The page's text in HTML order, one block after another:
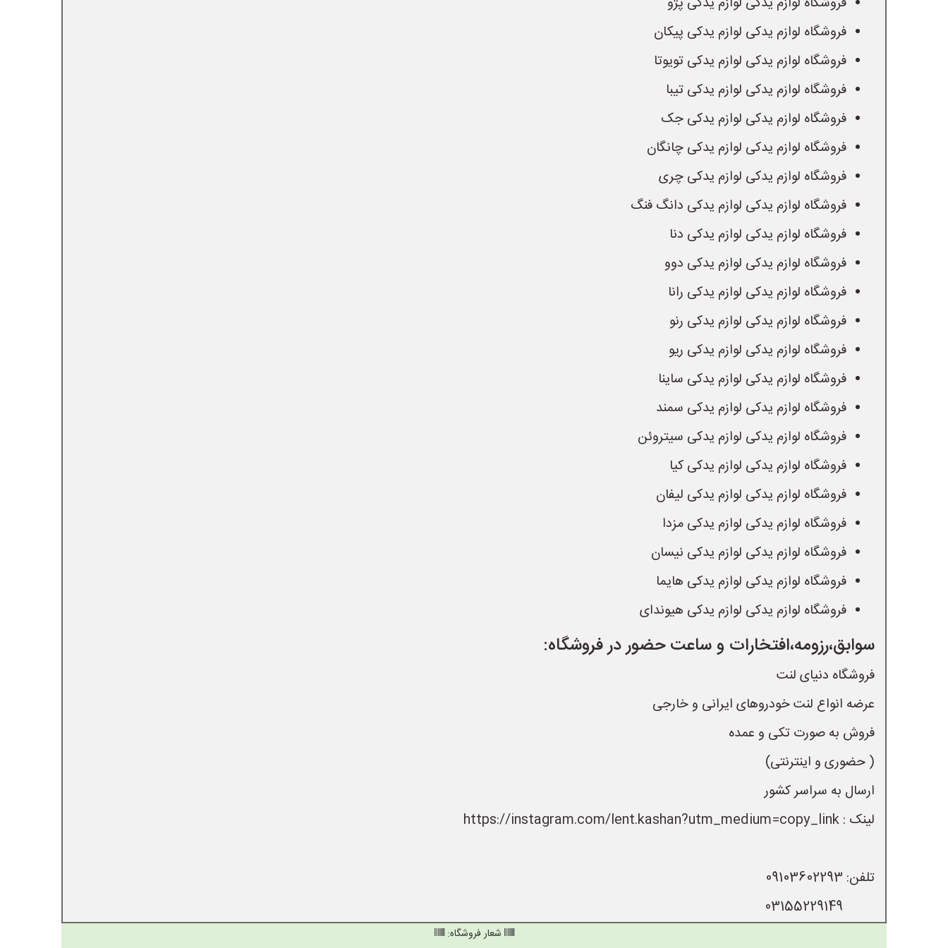
فروشگاه لوازم یدکی لوازم یدکی پیکان
فروشگاه لوازم یدکی لوازم یدکی تویوتا
فروشگاه لوازم یدکی لوازم یدکی تیبا
فروشگاه لوازم یدکی لوازم یدکی جک
فروشگاه لوازم یدکی لوازم یدکی چانگان
فروشگاه لوازم یدکی لوازم یدکی چری
فروشگاه لوازم یدکی لوازم یدکی دانگ فنگ
فروشگاه لوازم یدکی لوازم یدکی دنا
فروشگاه لوازم یدکی لوازم یدکی دوو
فروشگاه لوازم یدکی لوازم یدکی رانا
فروشگاه لوازم یدکی لوازم یدکی رنو
فروشگاه لوازم یدکی لوازم یدکی ریو
فروشگاه لوازم یدکی لوازم یدکی ساینا
فروشگاه لوازم یدکی لوازم یدکی سمند
فروشگاه لوازم یدکی لوازم یدکی سیتروئن
فروشگاه لوازم یدکی لوازم یدکی کیا
فروشگاه لوازم یدکی لوازم یدکی لیفان
فروشگاه لوازم یدکی لوازم یدکی مزدا
فروشگاه لوازم یدکی لوازم یدکی نیسان
فروشگاه لوازم یدکی لوازم یدکی هایما
فروشگاه لوازم یدکی لوازم یدکی هیوندای
سوابق،رزومه،افتخارات و ساعت حضور در فروشگاه:
شعار فروشگاه: